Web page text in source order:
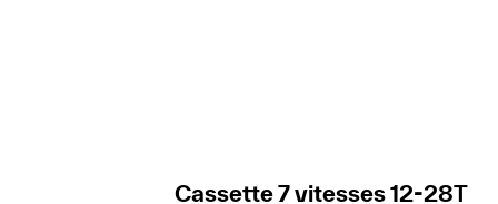
Cassette 7 vitesses 12-28T